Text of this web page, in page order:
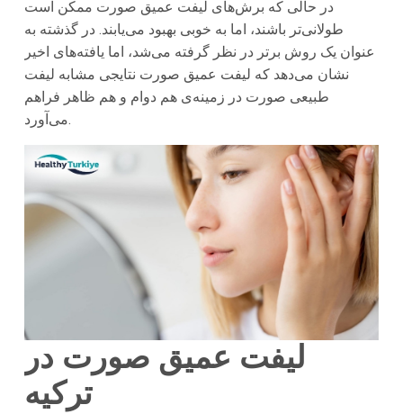
در حالی که برش‌های لیفت عمیق صورت ممکن است
طولانی‌تر باشند، اما به خوبی بهبود می‌یابند. در گذشته به
عنوان یک روش برتر در نظر گرفته می‌شد، اما یافته‌های اخیر
نشان می‌دهد که لیفت عمیق صورت نتایجی مشابه لیفت
طبیعی صورت در زمینه‌ی هم دوام و هم ظاهر فراهم
می‌آورد.
لیفت عمیق صورت در
ترکیه